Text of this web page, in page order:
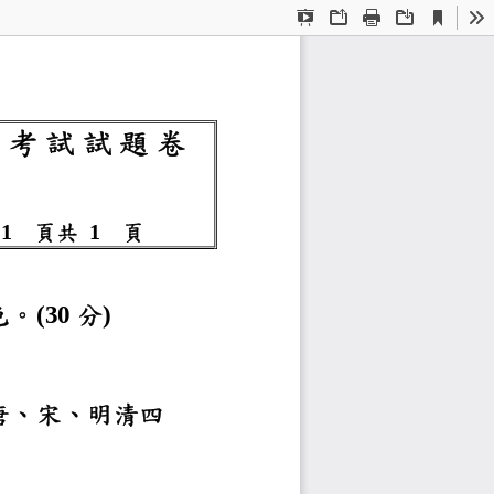
Presentation
OpenPrint Download
Current
View
五 學 年 度 碩 士
第
1 頁共
1 頁
同的風貌。試分析宋
(30分)
說發展可分為魏晉南
之特色。